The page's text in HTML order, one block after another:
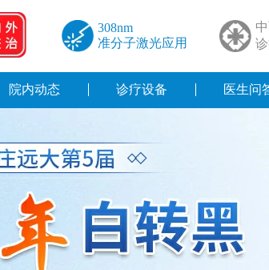
308nm
准分子激光应用
院内动态 诊疗设备 医生问